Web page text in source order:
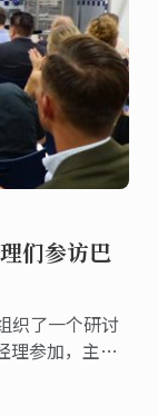
们参访巴
织了一个研讨
理参加，主要